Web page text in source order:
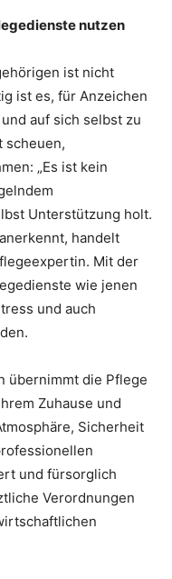
nutzen
ist nicht
ist es, für Anzeichen
auf sich selbst zu
scheuen,
„Es ist kein
Unterstützung holt.
handelt
Mit der
wie jenen
und auch
übernimmt die Pflege
Zuhause und
Sicherheit
und fürsorglich
Verordnungen